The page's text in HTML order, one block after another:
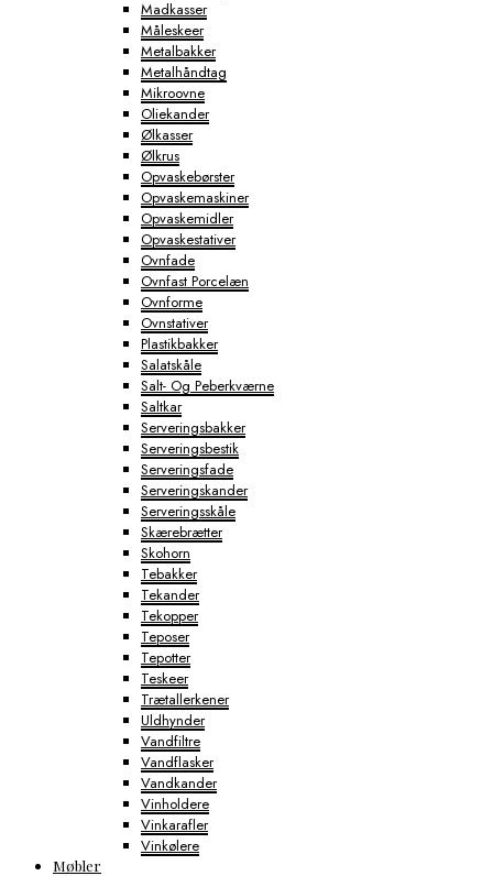
Madkasser
Måleskeer
Metalbakker
Metalhåndtag
Mikroovne
Oliekander
Ølkasser
Ølkrus
Opvaskebørster
Opvaskemaskiner
Opvaskemidler
Opvaskestativer
Ovnfade
Ovnfast Porcelæn
Ovnforme
Ovnstativer
Plastikbakker
Salatskåle
Salt- Og Peberkværne
Saltkar
Serveringsbakker
Serveringsbestik
Serveringsfade
Serveringskander
Serveringsskåle
Skærebrætter
Skohorn
Tebakker
Tekander
Tekopper
Teposer
Tepotter
Teskeer
Trætallerkener
Uldhynder
Vandfiltre
Vandflasker
Vandkander
Vinholdere
Vinkarafler
Vinkølere
Møbler